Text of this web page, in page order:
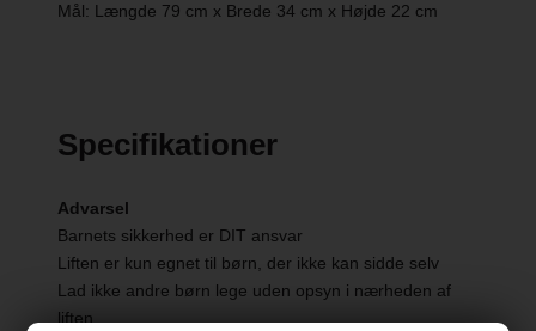
Mål: Længde 79 cm x Brede 34 cm x Højde 22 cm
Specifikationer
Advarsel
Barnets sikkerhed er DIT ansvar
Liften er kun egnet til børn, der ikke kan sidde selv
Lad ikke andre børn lege uden opsyn i nærheden af
liften